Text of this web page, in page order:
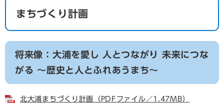
まちづくり計画
将来像：大浦を愛し 人とつながり 未来につな
がる ～歴史と人とふれあうまち～
北大浦まちづくり計画（PDFファイル／1.47MB）